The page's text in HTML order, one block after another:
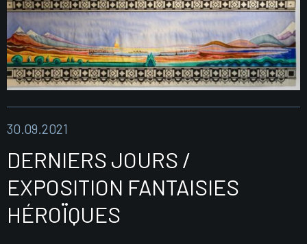
30.09.2021
DERNIERS JOURS /
EXPOSITION FANTAISIES
HÉROÏQUES